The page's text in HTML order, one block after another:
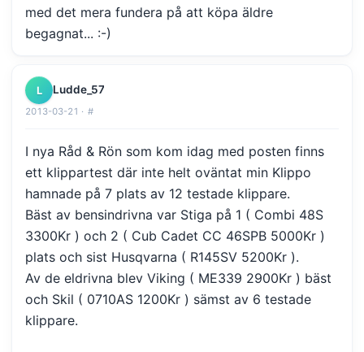
med det mera fundera på att köpa äldre
begagnat... :-)
L Ludde_57
2013-03-21 · #
I nya Råd & Rön som kom idag med posten finns
ett klippartest där inte helt oväntat min Klippo
hamnade på 7 plats av 12 testade klippare.
Bäst av bensindrivna var Stiga på 1 ( Combi 48S
3300Kr ) och 2 ( Cub Cadet CC 46SPB 5000Kr )
plats och sist Husqvarna ( R145SV 5200Kr ).
Av de eldrivna blev Viking ( ME339 2900Kr ) bäst
och Skil ( 0710AS 1200Kr ) sämst av 6 testade
klippare.